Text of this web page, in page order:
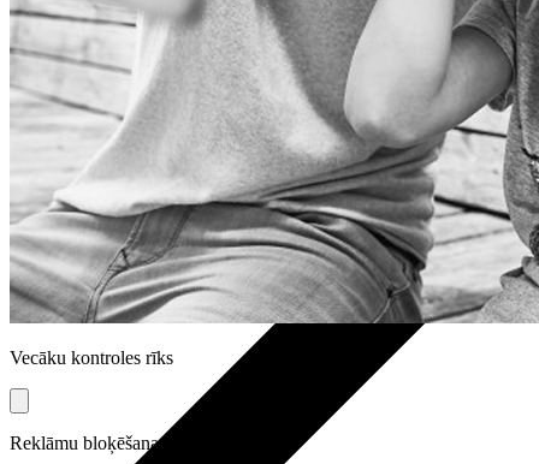
Vecāku kontroles rīks
Reklāmu bloķēšana